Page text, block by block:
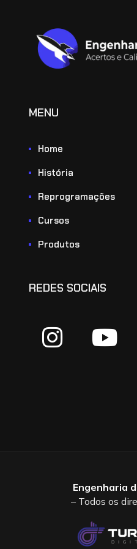
MENU
Home
História
Reprogramações
Cursos
Produtos
REDES SOCIAIS
Engenharia
– Todos os